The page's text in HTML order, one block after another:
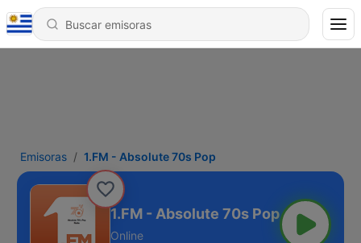
Emisoras 1.FM - Absolute 70s Pop
1.FM - Absolute 70s Pop
Online